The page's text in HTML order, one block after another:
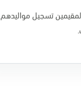
تسجيل مواليدهم